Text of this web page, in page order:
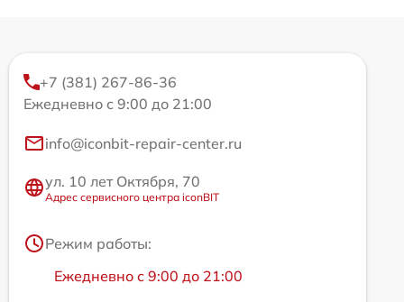
+7 (381) 267-86-36
Ежедневно с 9:00 до 21:00
info@iconbit-repair-center.ru
ул. 10 лет Октября, 70
Адрес сервисного центра iconBIT
Режим работы:
Ежедневно с 9:00 до 21:00